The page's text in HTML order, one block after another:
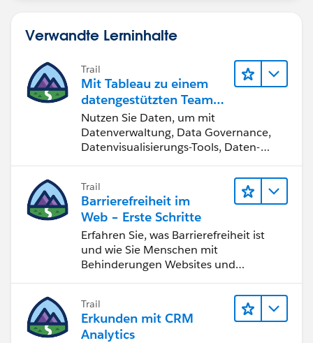
Verwandte Lerninhalte
Trail
Mit Tableau zu einem
datengestützten Team
werden
Nutzen Sie Daten, um mit
Datenverwaltung, Data Governance,
Datenvisualisierungs-Tools, Daten-
bessere Geschäftsergebnisse zu
erzielen.
Trail
Barrierefreiheit im
Web – Erste Schritte
Erfahren Sie, was Barrierefreiheit ist
und wie Sie Menschen mit
Behinderungen Websites und
Trail
Erkunden mit CRM
Analytics